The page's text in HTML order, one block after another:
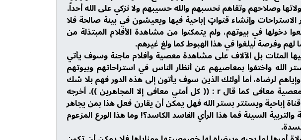
وإنشاء قنواتٍ إباحية فيها ويعيشون في بيئة صالحة فلا
دخولها في بيوتهم، ولم يتمكنوا من مشاهدة الأفلام المبتذلة من
لهم وفرصة ليلغوا في هذا الهبوط كما ولغ غيرهم.
المئات بل الآلاف على مشاهدة معصية وأفلام ماجنة وسوف يأتي
الله واختفوا بمعاصيهم عن أنظار الناس في استراحاتهم وبيوتهم
لرضاه، أما أولئك الذين سوف يأتون إلى هذه الدور فهم بلا شك
بارزوا الله في المعصية وأعلنوا بها والإعلان بالمعصية شر من الإسرار بها والمسر بالمعصية معافى كما قال r : (( كل أمتي معافى إلا المجاهرين )). أخرجه
فيلماً محرماً أو قناة إباحية ويستتر بستر الله فهل يمكن أن يقارن فعل هذا بمن يجاهر
والتربية السيئة فما هذا الرأي الفاسد الكاسد؟! وما هذا الورع المزعوم